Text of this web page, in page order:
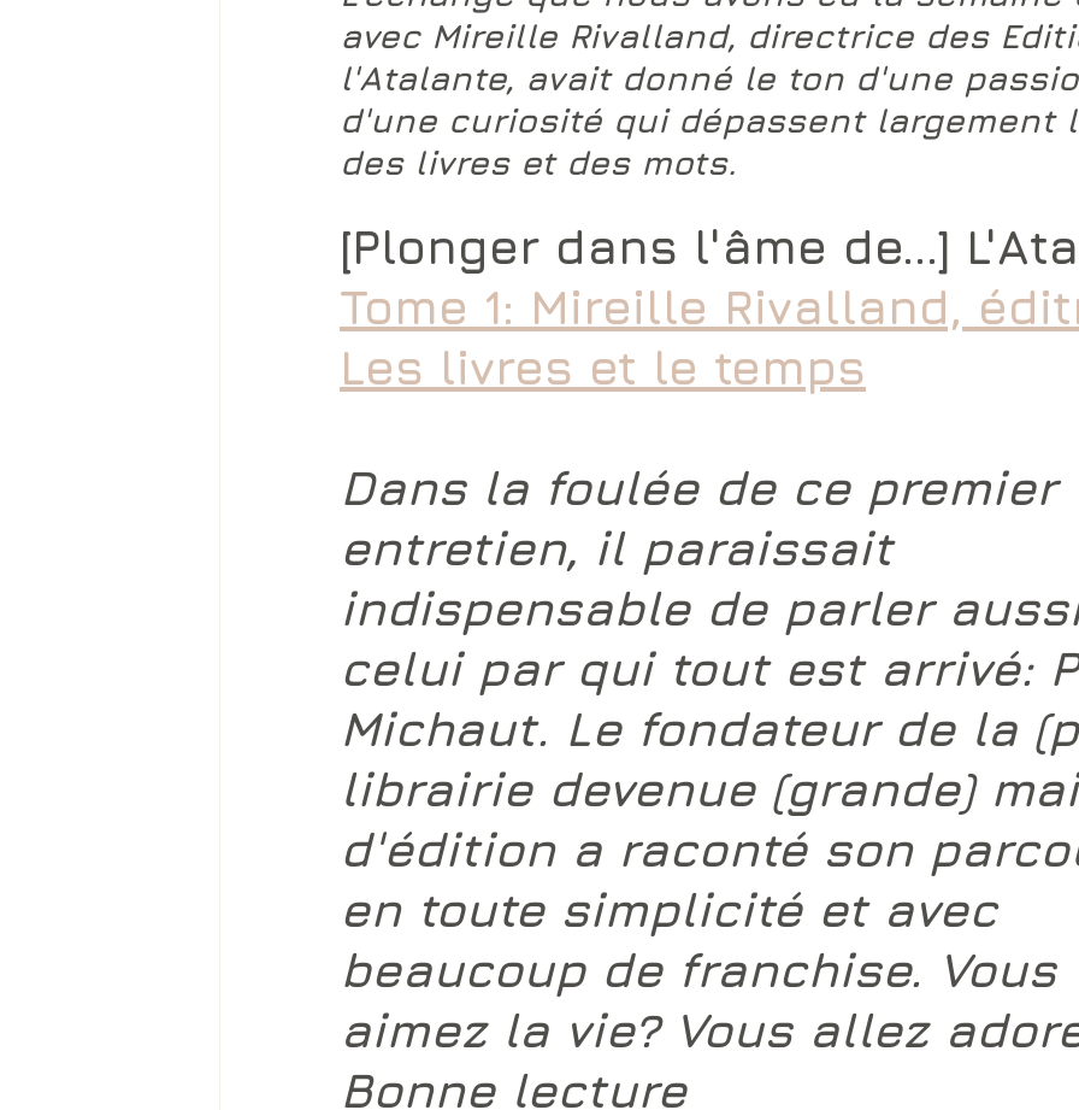
avec Mireille Rivalland, directrice des
l'Atalante, avait donné le ton d'une
d'une curiosité qui dépassent largement
des livres et des mots.
[Plonger dans l'âme de...]
Tome 1: Mireille Rivalland,
Les livres et le temps
Dans la foulée de ce premier
entretien, il paraissait
indispensable de parler
celui par qui tout est arrivé:
Michaut. Le fondateur de la
librairie devenue (grande)
d'édition a raconté son
en toute simplicité et avec
beaucoup de franchise. Vous
aimez la vie? Vous allez
Bonne lecture